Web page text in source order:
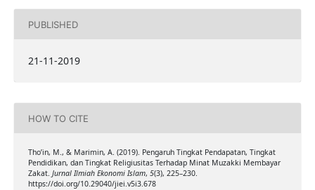
PUBLISHED
21-11-2019
HOW TO CITE
Tho’in, M., & Marimin, A. (2019). Pengaruh Tingkat Pendapatan, Tingkat
Pendidikan, dan Tingkat Religiusitas Terhadap Minat Muzakki Membayar
Zakat. Jurnal Ilmiah Ekonomi Islam, 5(3), 225–230.
https://doi.org/10.29040/jiei.v5i3.678